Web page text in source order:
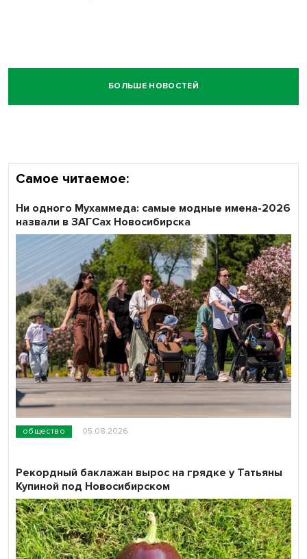
БОЛЬШЕ НОВОСТЕЙ
Самое читаемое:
общество 05.08.2026
Ни одного Мухаммеда: самые модные имена-2026
назвали в ЗАГСах Новосибирска
Рекордный баклажан вырос на грядке у Татьяны
Купиной под Новосибирском